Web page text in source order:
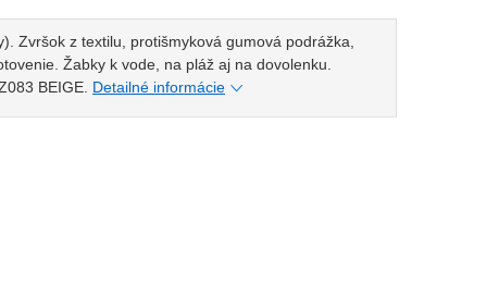
Zvršok z textilu, protišmyková gumová podrážka,
Žabky k vode, na pláž aj na dovolenku.
BEIGE. Detailné informácie